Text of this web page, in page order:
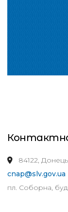
84122,
cnap@slv.gov.ua
пл. Соборна,